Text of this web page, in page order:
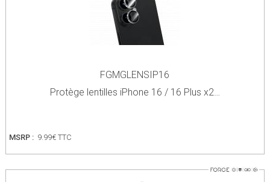
FGMGLENSIP16
Protège lentilles iPhone 16 / 16 Plus x2…
MSRP : 9.99€ TTC